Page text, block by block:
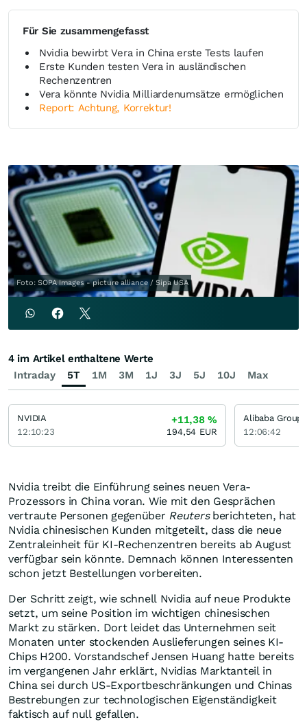
Für Sie zusammengefasst
Nvidia bewirbt Vera in China erste Tests laufen
Erste Kunden testen Vera in ausländischen
Rechenzentren
Vera könnte Nvidia Milliardenumsätze ermöglichen
Report: Achtung, Korrektur!
Foto: SOPA Images - picture alliance / Sipa USA
Nvidia treibt die Einführung seines neuen Vera-
Prozessors in China voran. Wie mit den Gesprächen
vertraute Personen gegenüber Reutersberichteten, hat
Nvidia chinesischen Kunden mitgeteilt, dass die neue
Zentraleinheit für KI-Rechenzentren bereits ab August
verfügbar sein könnte. Demnach können Interessenten
schon jetzt Bestellungen vorbereiten.
Der Schritt zeigt, wie schnell Nvidia auf neue Produkte
setzt, um seine Position im wichtigen chinesischen
Markt zu stärken. Dort leidet das Unternehmen seit
Monaten unter stockenden Auslieferungen seines KI-
Chips H200. Vorstandschef Jensen Huang hatte bereits
im vergangenen Jahr erklärt, Nvidias Marktanteil in
China sei durch US-Exportbeschränkungen und Chinas
Bestrebungen zur technologischen Eigenständigkeit
faktisch auf null gefallen.
Intraday 5T 1M 3M 1J 3J 5J 10J Max
4 im Artikel enthaltene Werte
NVIDIA
12:10:23
+11,38%
194,54 EUR
Alibaba Group
12:06:42